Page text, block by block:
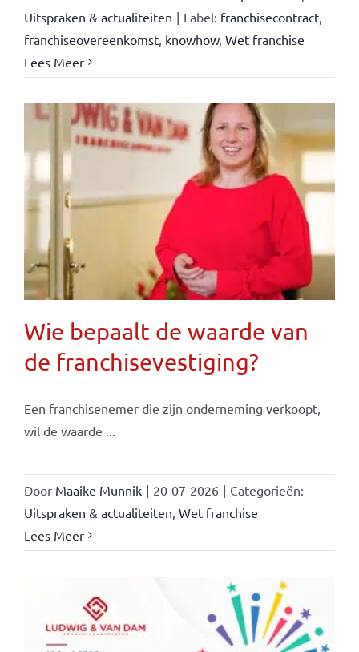
Uitspraken & actualiteiten | Label: franchisecontract,
franchiseovereenkomst, knowhow, Wet franchise
Lees Meer
Wie bepaalt de waarde van
de franchisevestiging?
Een franchisenemer die zijn onderneming verkoopt,
wil de waarde ...
Door Maaike Munnik | 20-07-2026 | Categorieën:
Uitspraken & actualiteiten Wet franchise
Lees Meer